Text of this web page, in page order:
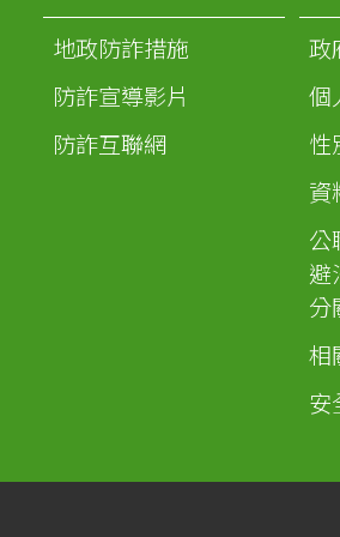
地政防詐措施
防詐宣導影片
防詐互聯網
政
個
性
資
公
避
分
相
安